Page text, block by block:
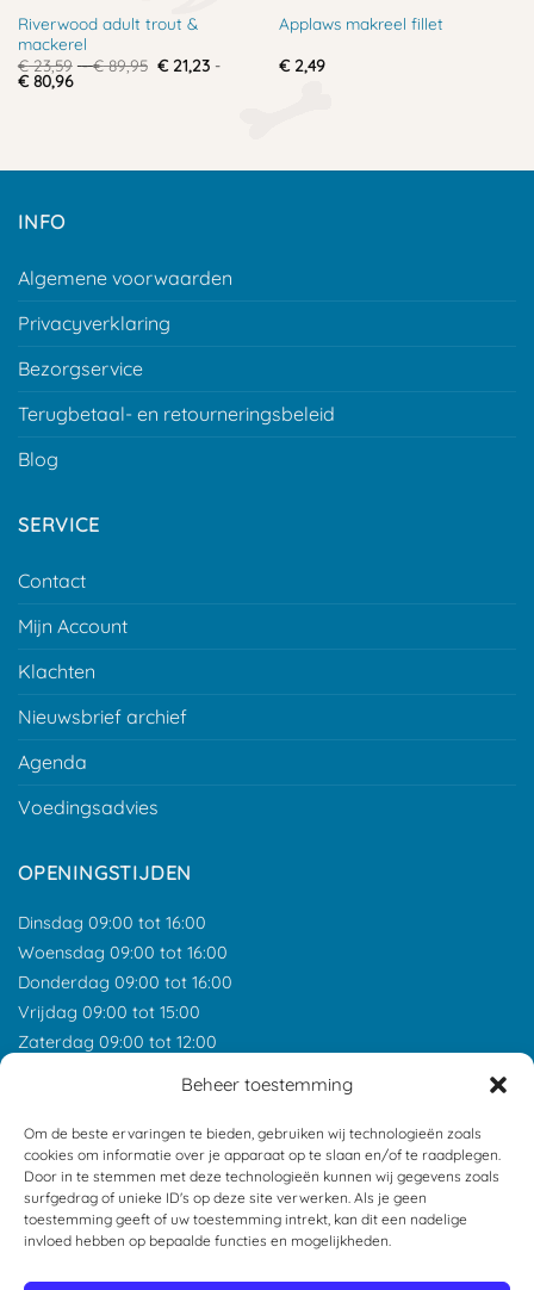
Beheer toestemming
Om de beste ervaringen te bieden, gebruiken wij technologieën zoals
cookies om informatie over je apparaat op te slaan en/of te raadplegen.
Door in te stemmen met deze technologieën kunnen wij gegevens zoals
surfgedrag of unieke ID's op deze site verwerken. Als je geen
toestemming geeft of uw toestemming intrekt, kan dit een nadelige
invloed hebben op bepaalde functies en mogelijkheden.
Riverwood adult trout &
mackerel
€23,59 - €89,95 Prijsklasse:
€ 23,59
€21,23 -
€80,96Prijsklasse:
Applaws makreel fillet
€2,49
INFO
Algemene voorwaarden
Privacyverklaring
Bezorgservice
Terugbetaal- en retourneringsbeleid
Blog
SERVICE
Contact
Mijn Account
Klachten
Nieuwsbrief archief
Agenda
Voedingsadvies
OPENINGSTIJDEN
Dinsdag 09:00 tot 16:00
Woensdag 09:00 tot 16:00
Donderdag 09:00 tot 16:00
Vrijdag 09:00 tot 15:00
Zaterdag 09:00 tot 12:00
ONZE RECENSIES